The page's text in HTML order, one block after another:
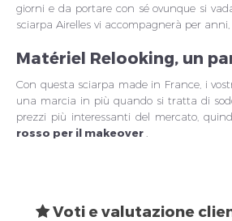
giorni e da portare con sé ovunque si
sciarpa Airelles vi accompagnerà per
Matériel Relooking, un
Con questa sciarpa made in France, i
una marcia in più quando si tratta di
prezzi più interessanti del mercato,
rosso per il makeover
Voti e valutazione